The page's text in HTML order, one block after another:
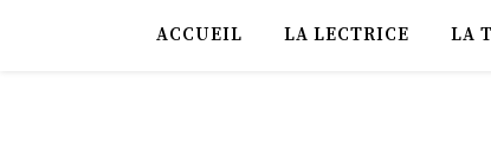
ACCUEIL LA LECTRICE LA